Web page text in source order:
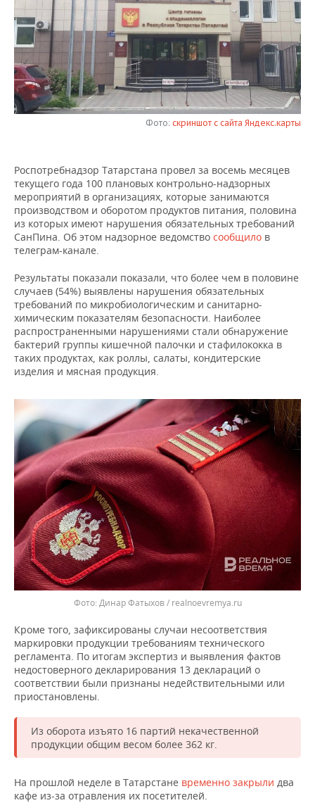
НЕФТЕХИМИЯ
НЕФТЬ
ОПК
ЭНЕРГЕТИКА
РОЗНИЧНАЯ ТОРГОВЛЯ
ТРАНСПОРТ
УСЛУГИ
НОВОСТИ ТЕХНОЛОГИЙ
IT
МЕДИА
МЕРОПРИЯТИЯ
НОВОСТИ МЕРОПРИЯТИЙ
ВЫЕЗДНАЯ РЕДАКЦИЯ
ОТКРЫТАЯ ЛЕКЦИЯ
СПОРТ
НОВОСТИ СПОРТА
БАСКЕТБОЛ
ВОЛЕЙБОЛ
КИБЕРСПОРТ
ФИГУРНОЕ КАТАНИЕ
ВОДНЫЕ ВИДЫ СПОРТА
ХОККЕЙ С МЯЧОМ
ОБЩЕСТВО
ИНФРАСТРУКТУРА
ИСТОРИЯ
КУЛЬТУРА
МЕДИЦИНА
ОБРАЗОВАНИЕ
ПРОИСШЕСТВИЯ
СПРАВОЧНИК
СПИСОК ПЕРСОН
СПИСОК КОМПАНИЙ
ПОЛНАЯ ВЕРСИЯ
Фото: скриншот с сайта Яндекс.карты
Роспотребнадзор Татарстана провел за восемь месяцев
текущего года 100 плановых контрольно-надзорных
мероприятий в организациях, которые занимаются
производством и оборотом продуктов питания, половина
из которых имеют нарушения обязательных требований
СанПина. Об этом надзорное ведомство сообщило в
телеграм-канале.
Результаты показали показали, что более чем в половине
случаев (54%) выявлены нарушения обязательных
требований по микробиологическим и санитарно-
химическим показателям безопасности. Наиболее
распространенными нарушениями стали обнаружение
бактерий группы кишечной палочки и стафилококка в
таких продуктах, как роллы, салаты, кондитерские
изделия и мясная продукция.
Динар Фатыхов / realnoevremya.ru
Кроме того, зафиксированы случаи несоответствия
маркировки продукции требованиям технического
регламента. По итогам экспертиз и выявления фактов
недостоверного декларирования 13 деклараций о
соответствии были признаны недействительными или
приостановлены.
Из оборота изъято 16 партий некачественной
продукции общим весом более 362 кг.
На прошлой неделе в Татарстане временно закрыли два
кафе из-за отравления их посетителей.